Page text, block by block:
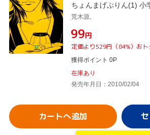
ちょんまげぷりん(1) 小
荒木源,
¥99円
定価より529円（84%）おト
獲得ポイント 0P
在庫あり
発売年月日：2010/02/04
カートへ追加